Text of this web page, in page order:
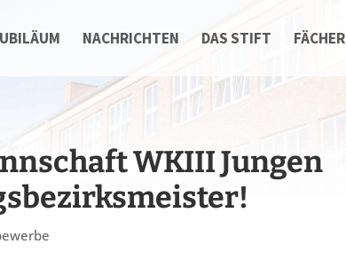
NACHRICHTEN DAS STIFT FÄCHER
WKIII Jungen